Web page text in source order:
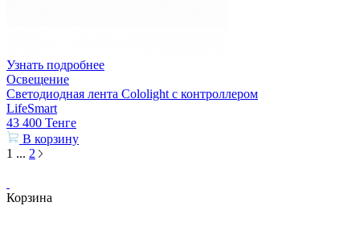
Узнать подробнее
Освещение
Светодиодная лента Cololight с контроллером
LifeSmart
43 400 Тенге
В корзину
1 ... 2
Корзина